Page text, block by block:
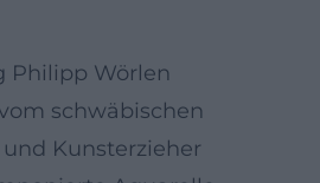
Philipp Wörlen
schwäbischen
Kunsterzieher